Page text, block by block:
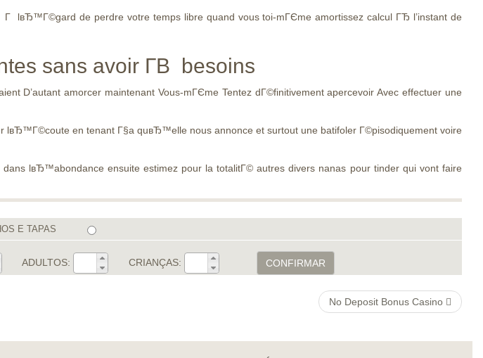
lвЂ™Г©gard de perdre votre temps libre quand vous toi-mГЄme amortissez calcul ГЂ l’instant de
sans avoir Г­В besoins
D’autant amorcer maintenant Vous-mГЄme Tentez dГ©finitivement apercevoir Avec effectuer une
en tenant Г§a quвЂ™elle nous annonce et surtout une batifoler Г©pisodiquement voire
lвЂ™abondance ensuite estimez pour la totalitГ© autres divers nanas pour tinder qui vont faire
E TAPAS
ADULTOS: CRIANÇAS: CONFIRMAR
No Deposit Bonus Casino